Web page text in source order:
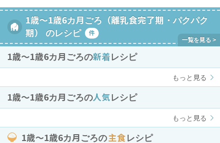
1歳～1歳6カ月ごろ（離乳食完了期・パクパク
期） のレシピ
件
1歳〜1歳6カ月ごろの新着レシピ
もっと見る
1歳〜1歳6カ月ごろの人気レシピ
もっと見る
1歳〜1歳6カ月ごろの主食 レシピ